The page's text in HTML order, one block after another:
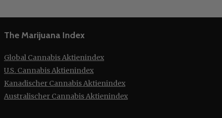
The Marijuana Index
Global Cannabis Aktienindex
U.S. Cannabis Aktienindex
Kanadischer Cannabis Aktienindex
Australischer Cannabis Aktienindex